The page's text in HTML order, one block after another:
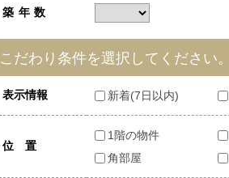
築年数
こだわり条件を選択してください。
表示情報 新着(7日以内)
位置
1階の物件
角部屋